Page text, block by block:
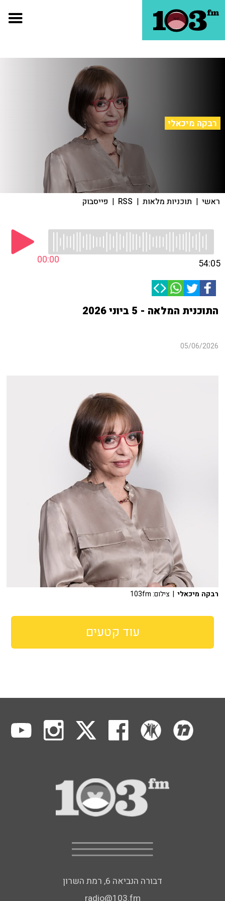
רבקה מיכאלי
ראשי | תוכניות מלאות |
RSS
| פייסבוק
00:00 54:05
התוכנית המלאה - 5 ביוני 2026
05/06/2026
רבקה מיכאלי | צילום: 103fm
עוד קטעים
דבורה הנביאה 6, רמת השרון
radio@103.fm